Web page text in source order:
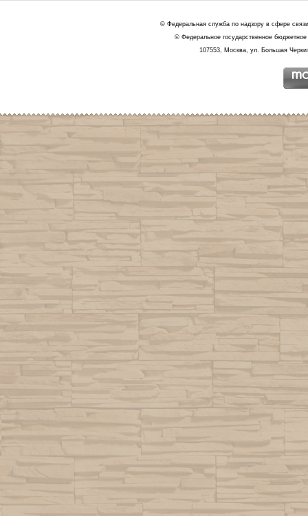
© Федеральная служба по надзору в сфере
© Федеральное государственное
107553, Москва, ул. Большая